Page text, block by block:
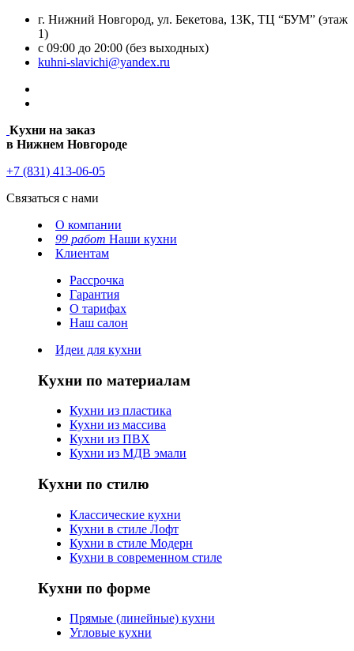
г. Нижний Новгород, ул. Бекетова, 13К, ТЦ “БУМ” (этаж
1)
с 09:00 до 20:00 (без выходных)
kuhni-slavichi@yandex.ru
Кухни на заказ
в Нижнем Новгороде
+7 (831) 413-06-05
Связаться с нами
О компании
99 работ Наши кухни
Клиентам
Рассрочка
Гарантия
О тарифах
Наш салон
Идеи для кухни
Кухни по материалам
Кухни из пластика
Кухни из массива
Кухни из ПВХ
Кухни из МДВ эмали
Кухни по стилю
Классические кухни
Кухни в стиле Лофт
Кухни в стиле Модерн
Кухни в современном стиле
Кухни по форме
Прямые (линейные) кухни
Угловые кухни